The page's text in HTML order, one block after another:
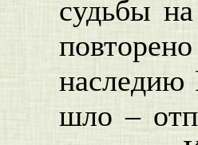
судьбы
наследию
шло –